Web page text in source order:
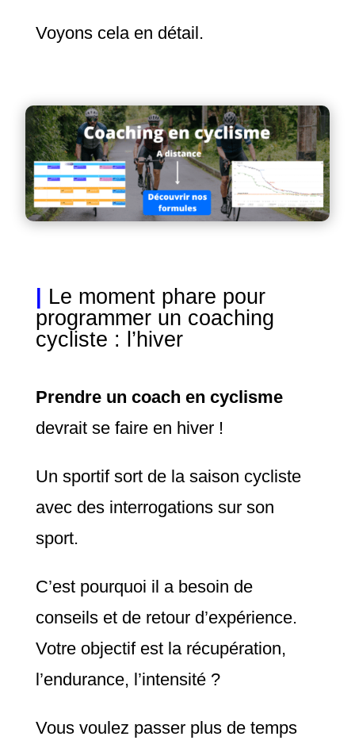
Voyons cela en détail.
Le moment phare pour
programmer un coaching
cycliste : l’hiver
Prendre un coach en cyclisme
devrait se faire en hiver !
Un sportif sort de la saison cycliste
avec des interrogations sur son
sport.
C’est pourquoi il a besoin de
conseils et de retour d’expérience.
Votre objectif est la récupération,
l’endurance, l’intensité ?
Vous voulez passer plus de temps